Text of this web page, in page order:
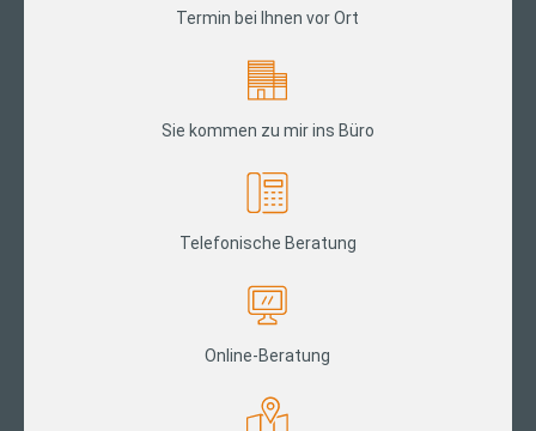
Termin bei Ihnen vor Ort
Sie kommen zu mir ins Büro
Telefonische Beratung
Online-Beratung